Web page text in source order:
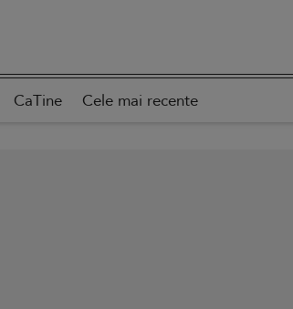
CaTine Cele mai recente